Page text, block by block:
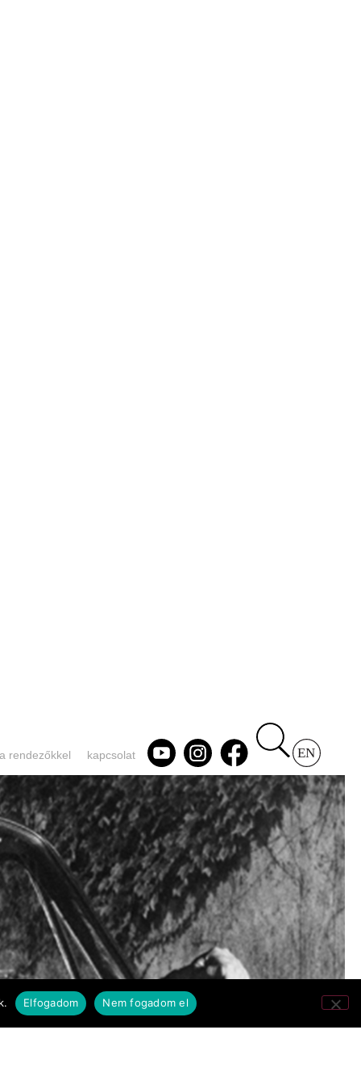
rendezőkkel kapcsolat
Elfogadom Nem fogadom el